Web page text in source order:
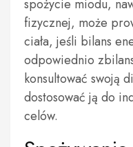
spożycie miodu,
fizycznej, może
ciała, jeśli bilans
odpowiednio
konsultować swoją
dostosować ją do
celów.